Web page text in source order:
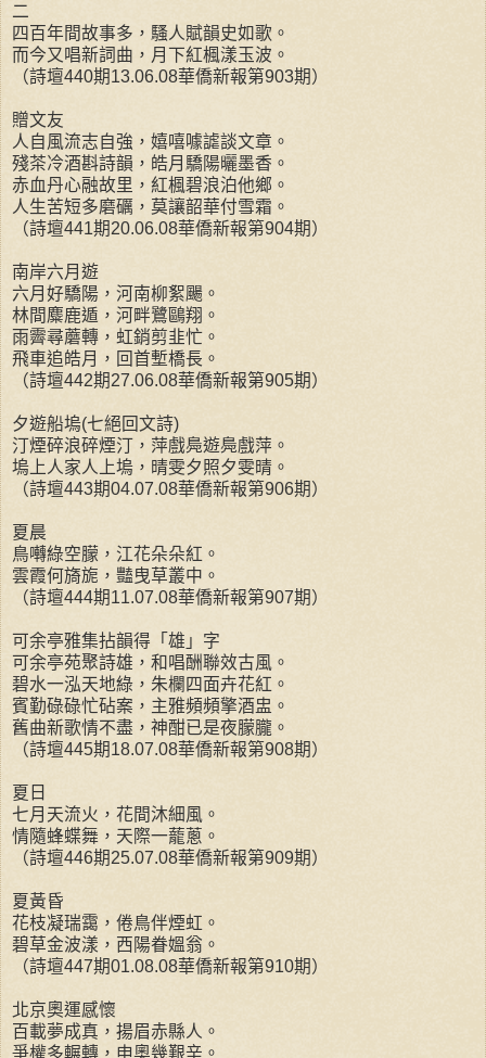
二
四百年間故事多，騷人賦韻史如歌。
而今又唱新詞曲，月下紅楓漾玉波。
（詩壇440期13.06.08華僑新報第903期）
贈文友
人自風流志自強，嬉嘻噱謔談文章。
殘茶冷酒斟詩韻，皓月驕陽曬墨香。
赤血丹心融故里，紅楓碧浪泊他鄉。
人生苦短多磨礪，莫讓韶華付雪霜。
（詩壇441期20.06.08華僑新報第904期）
南岸六月遊
六月好驕陽，河南柳絮颺。
林間麋鹿遁，河畔鷺鷗翔。
雨霽尋蘑轉，虹銷剪韭忙。
飛車追皓月，回首塹橋長。
（詩壇442期27.06.08華僑新報第905期）
夕遊船塢(七絕回文詩)
汀煙碎浪碎煙汀，萍戲鳧遊鳧戲萍。
塢上人家人上塢，晴雯夕照夕雯晴。
（詩壇443期04.07.08華僑新報第906期）
夏晨
鳥囀綠空朦，江花朵朵紅。
雲霞何旖旎，豔曳草叢中。
（詩壇444期11.07.08華僑新報第907期）
可余亭雅集拈韻得「雄」字
可余亭苑聚詩雄，和唱酬聯效古風。
碧水一泓天地綠，朱欄四面卉花紅。
賓勤碌碌忙砧案，主雅頻頻擎酒盅。
舊曲新歌情不盡，神酣已是夜朦朧。
（詩壇445期18.07.08華僑新報第908期）
夏日
七月天流火，花間沐細風。
情隨蜂蝶舞，天際一蘢蔥。
（詩壇446期25.07.08華僑新報第909期）
夏黃昏
花枝凝瑞靄，倦鳥伴煙虹。
碧草金波漾，西陽眷媼翁。
（詩壇447期01.08.08華僑新報第910期）
北京奧運感懷
百載夢成真，揚眉赤縣人。
爭權多輾轉，申奧幾艱辛。